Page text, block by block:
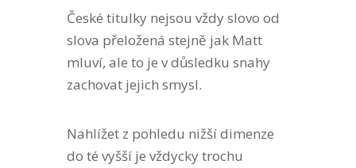
České titulky nejsou vždy slovo od
slova přeložená stejně jak Matt
mluví, ale to je v důsledku snahy
zachovat jejich smysl.
Nahlížet z pohledu nižší dimenze
do té vyšší je vždycky trochu